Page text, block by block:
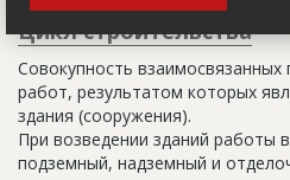
Цикл строительства
Совокупность взаимосвязанных
работ, результатом которых
здания (сооружения).
При возведении зданий работы
подземный, надземный и